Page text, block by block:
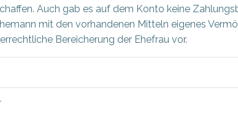
Auch gab es auf dem Konto keine
mit den vorhandenen Mitteln eigenes
Bereicherung der Ehefrau vor.